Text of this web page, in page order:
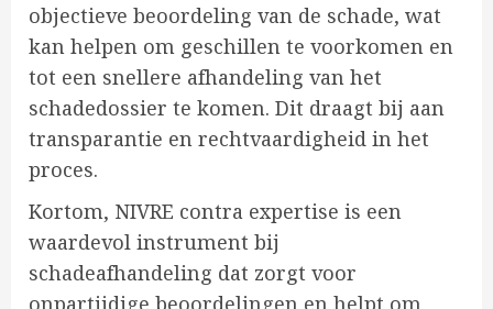
objectieve beoordeling van de schade, wat
kan helpen om geschillen te voorkomen en
tot een snellere afhandeling van het
schadedossier te komen. Dit draagt bij aan
transparantie en rechtvaardigheid in het
proces.
Kortom, NIVRE contra expertise is een
waardevol instrument bij
schadeafhandeling dat zorgt voor
onpartijdige beoordelingen en helpt om